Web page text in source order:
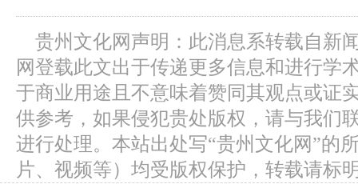
贵州文化网声明：此消息系转载自新
网登载此文出于传递更多信息和进行学
于商业用途且不意味着赞同其观点或证
供参考，如果侵犯贵处版权，请与我们
进行处理。本站出处写“贵州文化网”的
片、视频等）均受版权保护，转载请标